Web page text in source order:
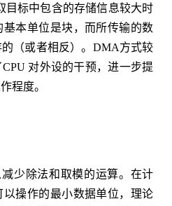
目标中包含的存储信息较大时
本单位是块，而所传输的数
（或者相反）。DMA方式较
对外设的干预，进一步提
程度。
少除法和取模的运算。在计
操作的最小数据单位，理论